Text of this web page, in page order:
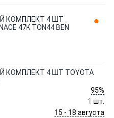
КОМПЛЕКТ 4 ШТ
47K TON44 BEN
КОМПЛЕКТ 4 ШТ TOYOTA
95%
1 шт.
15 - 18 августа